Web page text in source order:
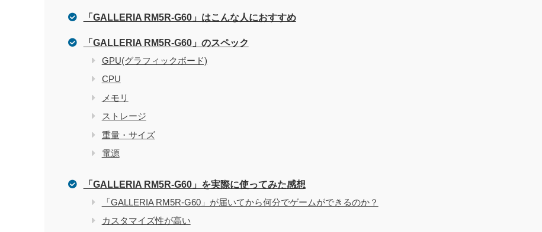
「GALLERIA RM5R-G60」はこんな人におすすめ
「GALLERIA RM5R-G60」のスペック
GPU(グラフィックボード)
CPU
メモリ
ストレージ
重量・サイズ
電源
「GALLERIA RM5R-G60」を実際に使ってみた感想
「GALLERIA RM5R-G60」が届いてから何分でゲームができるのか？
カスタマイズ性が高い